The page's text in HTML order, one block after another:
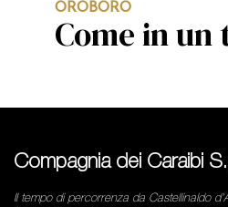
OROBORO
Come in un
Compagnia dei Caraibi
Il tempo di percorrenza da Castellinaldo